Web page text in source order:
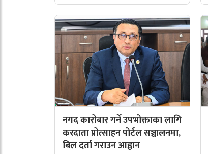
नगद कारोबार गर्ने उपभोक्ताका लागि
करदाता प्रोत्साहन पोर्टल सञ्चालनमा,
बिल दर्ता गराउन आह्वान